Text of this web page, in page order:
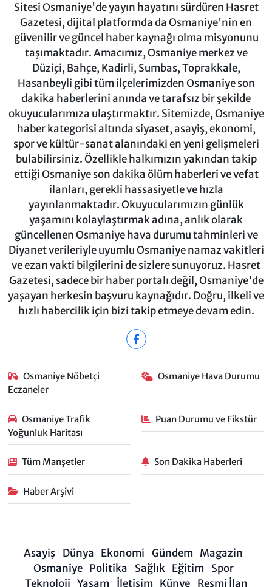
Sitesi Osmaniye'de yayın hayatını sürdüren Hasret
Gazetesi, dijital platformda da Osmaniye'nin en
güvenilir ve güncel haber kaynağı olma misyonunu
taşımaktadır. Amacımız, Osmaniye merkez ve
Düziçi, Bahçe, Kadirli, Sumbas, Toprakkale,
Hasanbeyli gibi tüm ilçelerimizden Osmaniye son
dakika haberlerini anında ve tarafsız bir şekilde
okuyucularımıza ulaştırmaktır. Sitemizde, Osmaniye
haber kategorisi altında siyaset, asayiş, ekonomi,
spor ve kültür-sanat alanındaki en yeni gelişmeleri
bulabilirsiniz. Özellikle halkımızın yakından takip
ettiği Osmaniye son dakika ölüm haberleri ve vefat
ilanları, gerekli hassasiyetle ve hızla
yayınlanmaktadır. Okuyucularımızın günlük
yaşamını kolaylaştırmak adına, anlık olarak
güncellenen Osmaniye hava durumu tahminleri ve
Diyanet verileriyle uyumlu Osmaniye namaz vakitleri
ve ezan vakti bilgilerini de sizlere sunuyoruz. Hasret
Gazetesi, sadece bir haber portalı değil, Osmaniye'de
yaşayan herkesin başvuru kaynağıdır. Doğru, ilkeli ve
hızlı habercilik için bizi takip etmeye devam edin.
Osmaniye Nöbetçi
Eczaneler
Osmaniye Hava Durumu
Osmaniye Trafik
Yoğunluk Haritası
Puan Durumu ve Fikstür
Tüm Manşetler Son Dakika Haberleri
Haber Arşivi
Asayiş Dünya Ekonomi Gündem Magazin
Osmaniye Politika Sağlık Eğitim
Spor
Teknoloji Yaşam İletişim Künye Resmi İlan